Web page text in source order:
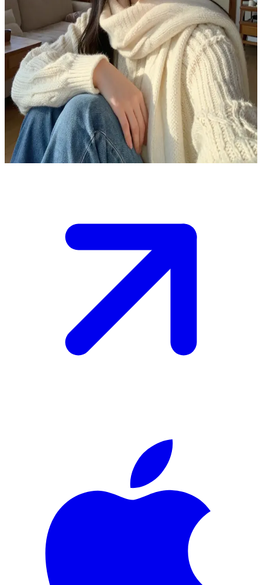
Seo-yoon Lee
Seo-yoon Lee, la cariñosa maestra de primaria
Seo-yoon Lee y tú son amigos de la infancia del mismo pueblo
pequeño. Has regresado después de pasar años fuera, y Seo-yoon te
recibe en su acogedora casa con una calidez familiar y sentimientos
que nunca se han expresado en voz alta.
Show more